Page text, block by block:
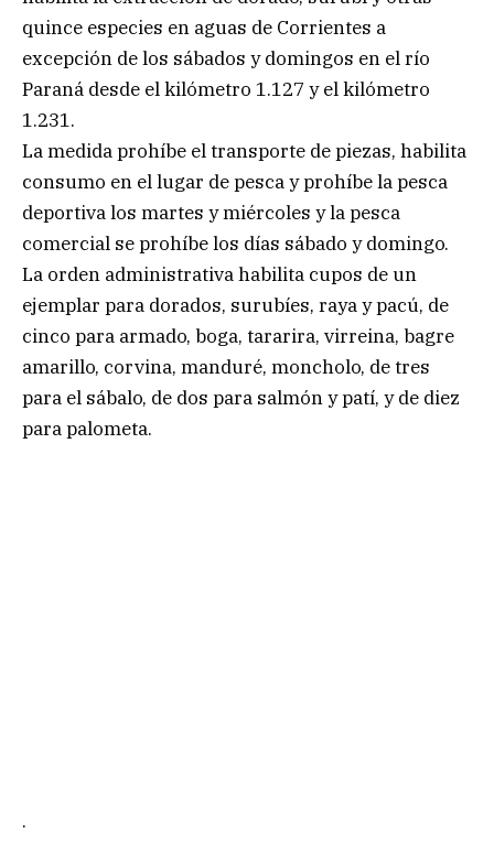
quince especies en aguas de Corrientes a
excepción de los sábados y domingos en el río
Paraná desde el kilómetro 1.127 y el kilómetro
1.231.
La medida prohíbe el transporte de piezas, habilita
consumo en el lugar de pesca y prohíbe la pesca
deportiva los martes y miércoles y la pesca
comercial se prohíbe los días sábado y domingo.
La orden administrativa habilita cupos de un
ejemplar para dorados, surubíes, raya y pacú, de
cinco para armado, boga, tararira, virreina, bagre
amarillo, corvina, manduré, moncholo, de tres
para el sábalo, de dos para salmón y patí, y de diez
para palometa.
.